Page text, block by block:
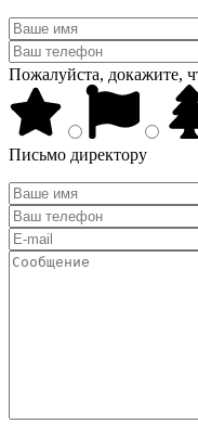
Пожалуйста, докажите,
Письмо директору